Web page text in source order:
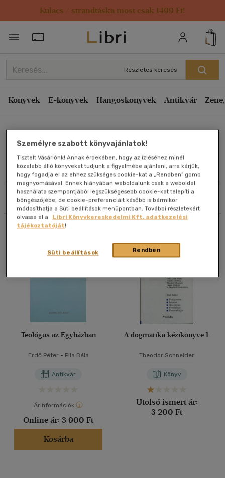
Kulacs / strandtáska most csak 1499 Ft!
Törzsvásárlói Kártya adatai
Részletes keresés
Könyvek E-könyvek Hangoskönyvek Antikvár
Fila Béla
Művei
Szűrés Rendezés
Rendezés
Kiadás éve szerint csökkenő
Ár szerint csökkenő
Eladott darabszám szerint csökkenő
Eladott darabszám szerint növekvő
Cím szerint A-Z
Szerző szerint A-Z
Megjelenítés
20 db / oldal
Alkalmaz
Teológus az Egyházban
Erdő Péter - Fila Béla
Antikvár
Árinformációk
Online ár: 3 900 Ft
Kosárba
A dogmatika kézikönyve 1.
Theodor Schneider
Könyv
Utolsó ismert ár:
3 200 Ft
Személyre szabott könyvajánlatok!
Tisztelt Vásárlónk! Annak érdekében, hogy az ízléséhez minél
közelebb álló könyveket tudjunk a figyelmébe ajánlani, arra kérjük,
hogy fogadja el az ehhez szükséges cookie-kat a „Rendben” gomb
megnyomásával. Ennek hiányában weboldalunk csak a weboldal
használata szempontjából legszükségesebb cookie-kat telepíti a
böngészőjébe, de cookie-preferenciáit később is bármikor
módosíthatja a Süti beállítások menüpontban. További részletekért
olvassa el a
Libri Könyvkereskedelmi Kft. adatkezelési
tájékoztatóját!
Rendben
Süti beállítások